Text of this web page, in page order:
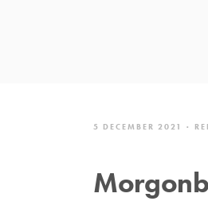
5 DECEMBER 2021